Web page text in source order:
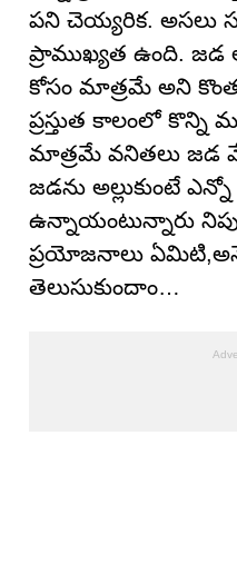
పని చెయ్యరిక. అసలు
ప్రాముఖ్యత ఉంది. జడ
కోసం మాత్రమే అని
ప్రస్తుత కాలంలో
మాత్రమే వనితలు జడ
జడను అల్లుకుంటే
ఉన్నాయంటున్నారు
ప్రయోజనాలు
తెలుసుకుందాం…